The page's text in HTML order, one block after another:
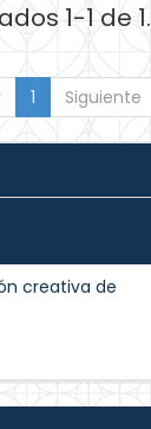
1-1 de 1.
1 Siguiente
creativa de